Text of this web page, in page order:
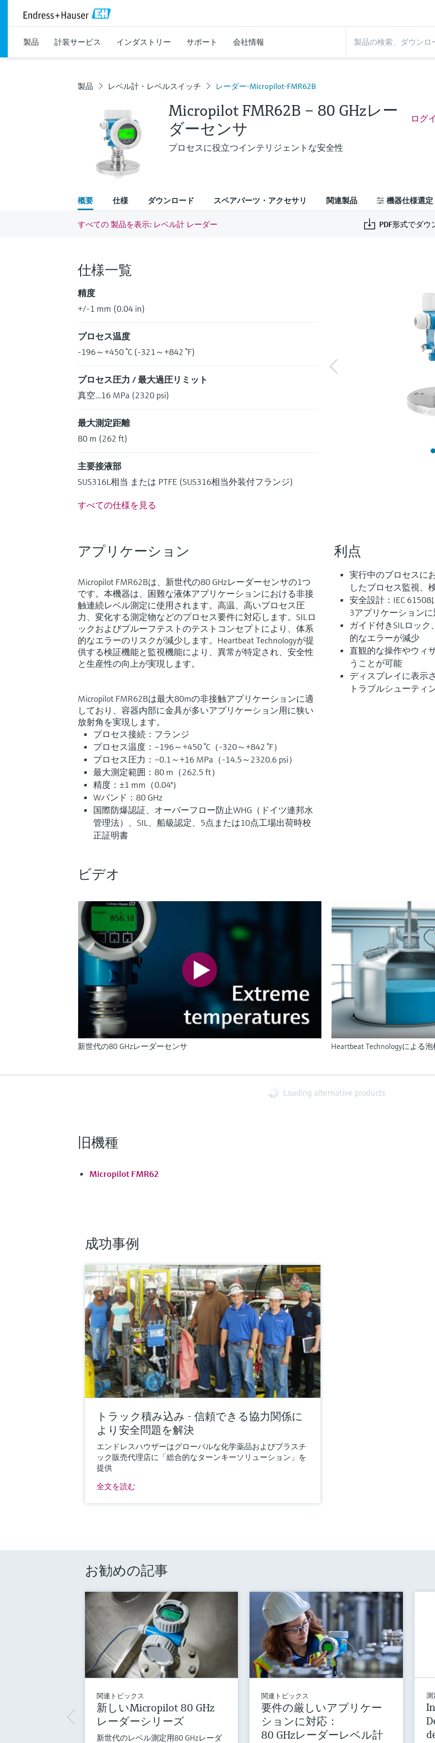
製品 計装サービス インダストリー サポート 会社情報
製品 レベル計・レベルスイッチ レーダー-Micropilot-FMR62B
Micropilot FMR62B – 80 GHzレー
ダーセンサ
プロセスに役立つインテリジェントな安全性
ログ
概要 仕様 ダウンロード スペアパーツ・アクセサリ 関連製品 機器仕様選定
すべての 製品を表示: レベル計 レーダー PDF形式でダウ
仕様一覧
精度
+/-1 mm (0.04 in)
プロセス温度
-196～+450 °C (-321～+842 °F)
プロセス圧力 / 最大過圧リミット
真空...16 MPa (2320 psi)
最大測定距離
80 m (262 ft)
主要接液部
SUS316L相当 または PTFE (SUS316相当外装付フランジ)
すべての仕様を見る
アプリケーション
Micropilot FMR62Bは、新世代の80 GHzレーダーセンサの1つ
です。本機器は、困難な液体アプリケーションにおける非接
触連続レベル測定に使用されます。高温、高いプロセス圧
力、変化する測定物などのプロセス要件に対応します。SILロ
ックおよびプルーフテストのテストコンセプトにより、体系
的なエラーのリスクが減少します。Heartbeat Technologyが提
供する検証機能と監視機能により、異常が特定され、安全性
と生産性の向上が実現します。
Micropilot FMR62Bは最大80mの非接触アプリケーションに適
しており、容器内部に金具が多いアプリケーション用に狭い
放射角を実現します。
プロセス接続：フランジ
プロセス温度：–196～+450 °C（-320～+842 °F）
プロセス圧力：–0.1～+16 MPa（-14.5～2320.6 psi）
最大測定範囲：80 m（262.5 ft）
精度：±1 mm（0.04"）
Wバンド：80 GHz
国際防爆認証、オーバーフロー防止WHG（ドイツ連邦水
管理法）、SIL、船級認定、5点または10点工場出荷時校
正証明書
利点
実行中のプロセスに
したプロセス監視、
安全設計：IEC
3アプリケーション
ガイド付きSILロッ
的なエラーが減少
直観的な操作やウィ
うことが可能
ディスプレイに表示
トラブルシューティ
ビデオ
新世代の80 GHzレーダーセンサ Heartbeat Technologyによる
Loading alternative products
旧機種
Micropilot FMR62
成功事例
トラック積み込み - 信頼できる協力関係に
より安全問題を解決
エンドレスハウザーはグローバルな化学薬品およびプラスチ
ック販売代理店に「総合的なターンキーソリューション」を
提供
全文を読む
お勧めの記事
関連トピックス
新しいMicropilot 80 GHz
レーダーシリーズ
新世代のレベル測定用80 GHzレーダ
関連トピックス
要件の厳しいアプリケー
ションに対応：
80 GHzレーダーレベル計
測